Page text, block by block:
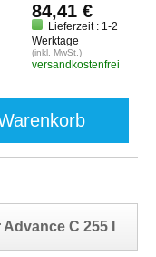
84,41 €
Lieferzeit : 1-2
Werktage
(inkl. MwSt.)
versandkostenfrei
C 255 I